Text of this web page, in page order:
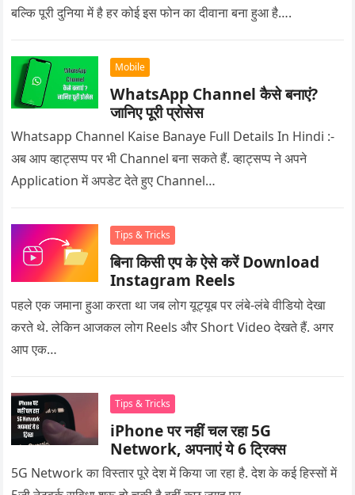
बल्कि पूरी दुनिया में है हर कोई इस फोन का दीवाना बना हुआ है….
Mobile
WhatsApp Channel कैसे बनाएं?
जानिए पूरी प्रोसेस
Whatsapp Channel Kaise Banaye Full Details In Hindi :-
अब आप व्हाट्सप्प पर भी Channel बना सकते हैं. व्हाट्सप्प ने अपने
Application में अपडेट देते हुए Channel…
Tips & Tricks
बिना किसी एप के ऐसे करें Download
Instagram Reels
पहले एक जमाना हुआ करता था जब लोग यूट्यूब पर लंबे-लंबे वीडियो देखा
करते थे. लेकिन आजकल लोग Reels और Short Video देखते हैं. अगर
आप एक…
Tips & Tricks
iPhone पर नहीं चल रहा 5G
Network, अपनाएं ये 6 ट्रिक्स
5G Network का विस्तार पूरे देश में किया जा रहा है. देश के कई हिस्सों में